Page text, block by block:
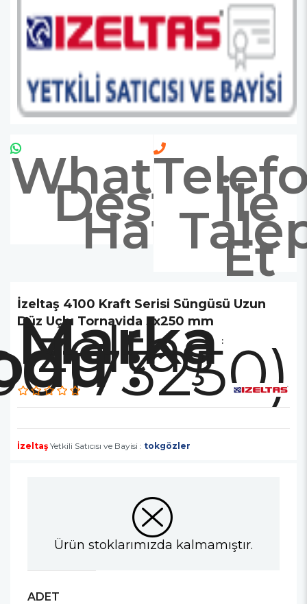
Whatsapp
Destek
Hattıİle
Et
İzeltaş 4100 Kraft Serisi Süngüsü Uzun
Düz Uçlu Tornavida 3x250 mm
Marka :
İzeltaş
İzeltaş Yetkili Satıcısı ve Bayisi : tokgözler
Ürün stoklarımızda kalmamıştır.
ADET